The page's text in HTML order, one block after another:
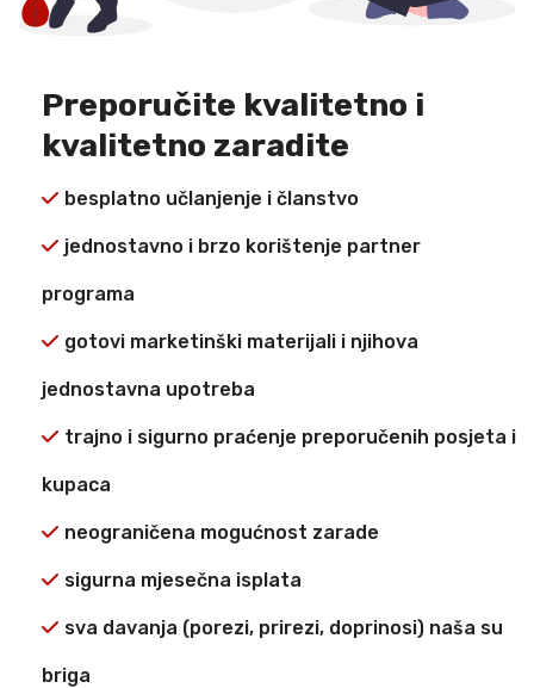
Preporučite kvalitetno i
kvalitetno zaradite
besplatno učlanjenje i članstvo
jednostavno i brzo korištenje partner
programa
gotovi marketinški materijali i njihova
jednostavna upotreba
trajno i sigurno praćenje preporučenih posjeta i
kupaca
neograničena mogućnost zarade
sigurna mjesečna isplata
sva davanja (porezi, prirezi, doprinosi) naša su
briga